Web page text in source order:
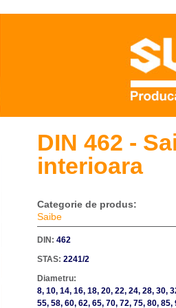
DIN 462 -
interioara
Categorie de produs:
Saibe
DIN: 462
STAS: 2241/2
Diametru:
8, 10, 14, 16, 18, 20, 22, 24, 28, 30,
55, 58, 60, 62, 65, 70, 72, 75, 80, 85,